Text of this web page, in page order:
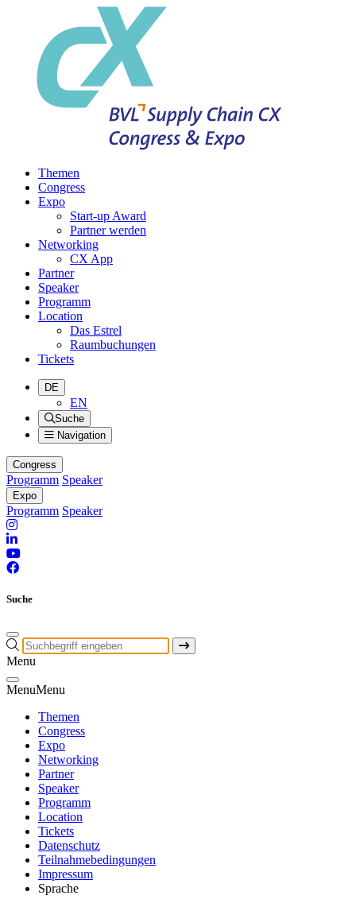
Themen
Congress
Expo
Start-up Award
Partner werden
Networking
CX App
Partner
Speaker
Programm
Location
Das Estrel
Raumbuchungen
Tickets
DE
EN
Suche
Navigation
Congress
Programm Speaker
Expo
Programm Speaker
Suche
Menu
MenuMenu
Themen
Congress
Expo
Networking
Partner
Speaker
Programm
Location
Tickets
Datenschutz
Teilnahmebedingungen
Impressum
Sprache